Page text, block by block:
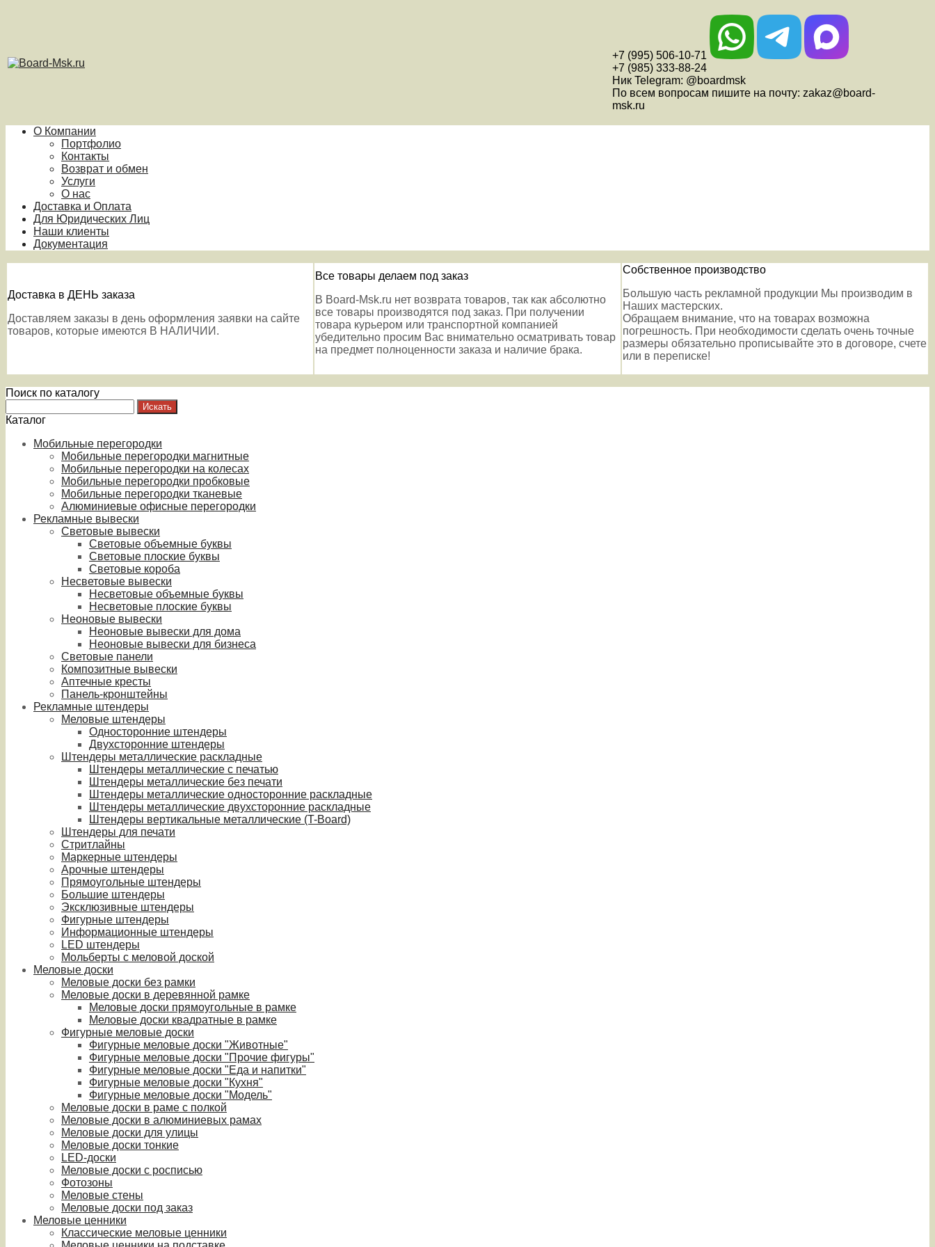
+7 (995) 506-10-71
+7 (985) 333-88-24
Ник Telegram: @boardmsk
По всем вопросам пишите на почту: zakaz@board-
msk.ru
О Компании
Портфолио
Контакты
Возврат и обмен
Услуги
О нас
Доставка и Оплата
Для Юридических Лиц
Наши клиенты
Документация
Доставка в ДЕНЬ заказа
Доставляем заказы в день оформления заявки на сайте
товаров, которые имеются В НАЛИЧИИ.
Все товары делаем под заказ
В Board-Msk.ru нет возврата товаров, так как абсолютно
все товары производятся под заказ. При получении
товара курьером или транспортной компанией
убедительно просим Вас внимательно осматривать товар
на предмет полноценности заказа и наличие брака.
Собственное производство
Большую часть рекламной продукции Мы производим в
Наших мастерских.
Обращаем внимание, что на товарах возможна
погрешность. При необходимости сделать очень точные
размеры обязательно прописывайте это в договоре, счете
или в переписке!
Поиск по каталогу
Каталог
Мобильные перегородки
Мобильные перегородки магнитные
Мобильные перегородки на колесах
Мобильные перегородки пробковые
Мобильные перегородки тканевые
Алюминиевые офисные перегородки
Рекламные вывески
Световые вывески
Световые объемные буквы
Световые плоские буквы
Световые короба
Несветовые вывески
Несветовые объемные буквы
Несветовые плоские буквы
Неоновые вывески
Неоновые вывески для дома
Неоновые вывески для бизнеса
Световые панели
Композитные вывески
Аптечные кресты
Панель-кронштейны
Рекламные штендеры
Меловые штендеры
Односторонние штендеры
Двухсторонние штендеры
Штендеры металлические раскладные
Штендеры металлические с печатью
Штендеры металлические без печати
Штендеры металлические односторонние раскладные
Штендеры металлические двухсторонние раскладные
Штендеры вертикальные металлические (T-Board)
Штендеры для печати
Стритлайны
Маркерные штендеры
Арочные штендеры
Прямоугольные штендеры
Большие штендеры
Эксклюзивные штендеры
Фигурные штендеры
Информационные штендеры
LED штендеры
Мольберты с меловой доской
Меловые доски
Меловые доски без рамки
Меловые доски в деревянной рамке
Меловые доски прямоугольные в рамке
Меловые доски квадратные в рамке
Фигурные меловые доски
Фигурные меловые доски "Животные"
Фигурные меловые доски "Прочие фигуры"
Фигурные меловые доски "Еда и напитки"
Фигурные меловые доски "Кухня"
Фигурные меловые доски "Модель"
Меловые доски в раме с полкой
Меловые доски в алюминиевых рамах
Меловые доски для улицы
Меловые доски тонкие
LED-доски
Меловые доски с росписью
Фотозоны
Меловые стены
Меловые доски под заказ
Меловые ценники
Классические меловые ценники